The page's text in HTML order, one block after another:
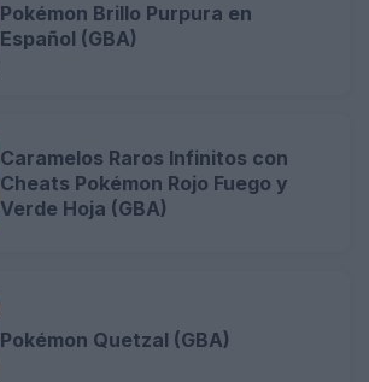
Pokémon Brillo Purpura en
Español (GBA)
Caramelos Raros Infinitos con
Cheats Pokémon Rojo Fuego y
Verde Hoja (GBA)
Pokémon Quetzal (GBA)